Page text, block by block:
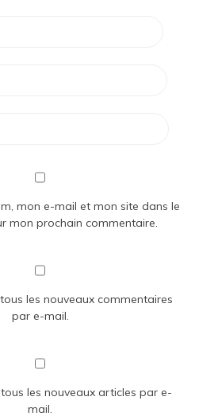
mon e-mail et mon site dans le
mon prochain commentaire.
les nouveaux commentaires
par e-mail.
les nouveaux articles par e-
mail.